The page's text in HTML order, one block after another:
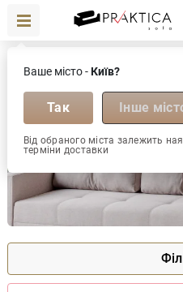
Ваше місто - Київ?
Так Інше
Від обраного міста залежить
терміни доставки
Дивани прямі